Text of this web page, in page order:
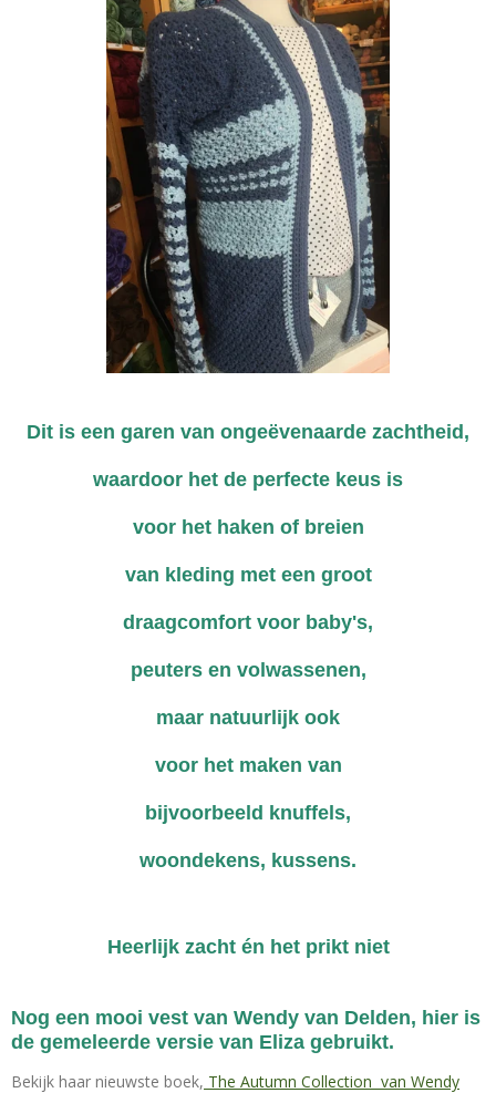
Dit is een garen van ongeëvenaarde zachtheid,
waardoor het de perfecte keus is
voor het haken of breien
van kleding met een groot
draagcomfort voor baby's,
peuters en volwassenen,
maar natuurlijk ook
voor het maken van
bijvoorbeeld knuffels,
woondekens, kussens.
Heerlijk zacht én het prikt niet
Nog een mooi vest van Wendy van Delden, hier is
de gemeleerde versie van Eliza gebruikt.
Bekijk haar nieuwste boek, The Autumn Collection van Wendy